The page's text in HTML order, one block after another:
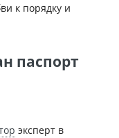
к порядку и
паспорт
эксперт в